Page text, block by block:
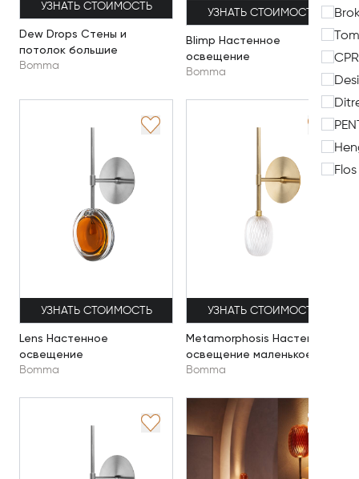
Flos
УЗНАТЬ СТОИМОСТЬ
Dew Drops Стены и
потолок большие
Bomma
УЗНАТЬ СТОИМОСТЬ
Blimp Настенное
освещение
Bomma
УЗНАТЬ СТОИМОСТЬ
Lens Настенное
освещение
Bomma
УЗНАТЬ СТОИМОСТЬ
Metamorphosis Настенное
освещение маленькое
Bomma